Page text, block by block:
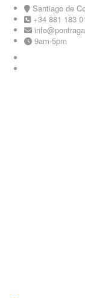
Skip
content
Santiago de
+34 881 183
9am-5pm